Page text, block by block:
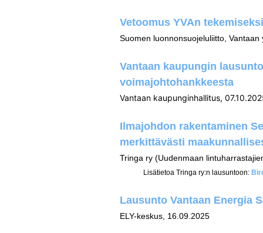
Vetoomus YVAn
Suomen luonnonsuojeluliitto,
Vantaan kaupungin
voimajohtohankkeesta
Vantaan kaupunginhallitus,
Ilmajohdon rakentaminen
merkittävästi
Tringa ry (Uudenmaan
Lisätietoa Tringa ry:n lausuntoon:
Lausunto Vantaan Energia
ELY-keskus, 16.09.2025